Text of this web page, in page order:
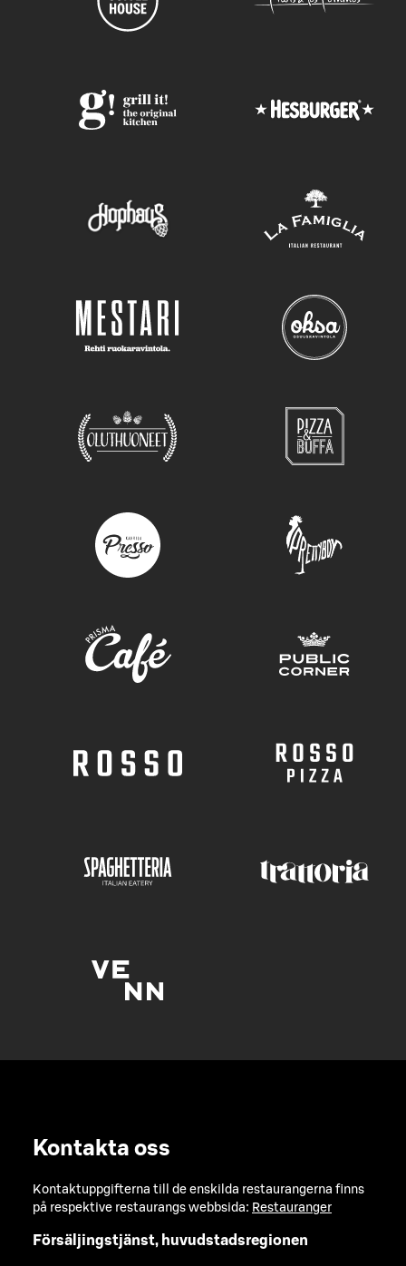
Kontakta oss
Kontaktuppgifterna till de enskilda restaurangerna finns
på respektive restaurangs webbsida: Restauranger
Försäljingstjänst, huvudstadsregionen